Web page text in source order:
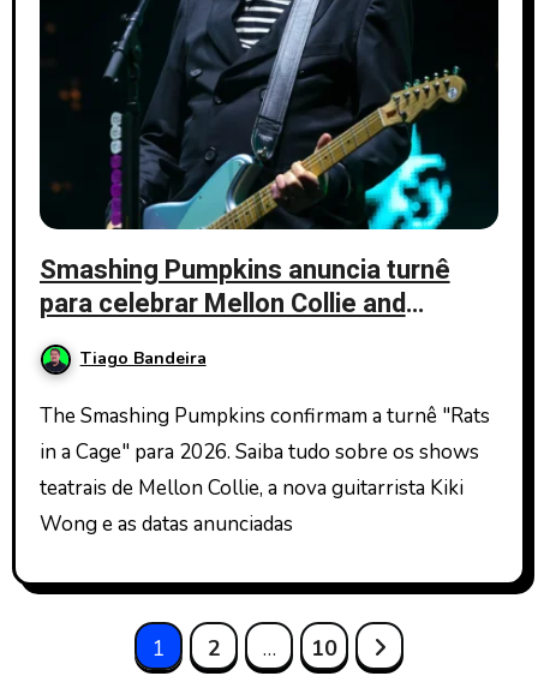
Smashing Pumpkins anuncia turnê
para celebrar Mellon Collie and
Inifinite Sadness
Tiago Bandeira
The Smashing Pumpkins confirmam a turnê "Rats
in a Cage" para 2026. Saiba tudo sobre os shows
teatrais de Mellon Collie, a nova guitarrista Kiki
Wong e as datas anunciadas
Paginação
1 2 … 10